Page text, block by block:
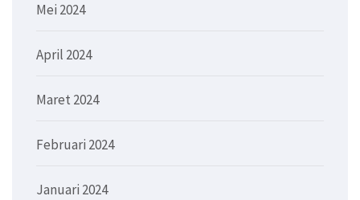
Mei 2024
April 2024
Maret 2024
Februari 2024
Januari 2024